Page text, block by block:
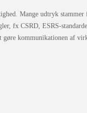
Mange udtryk
fx CSRD, ESRS-
kommunikationen af